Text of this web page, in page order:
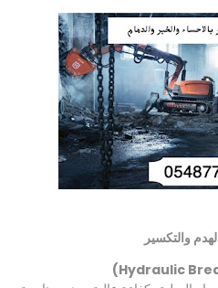
والتكسير